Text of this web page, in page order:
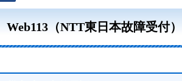
Web113（NTT東日本故障受付）